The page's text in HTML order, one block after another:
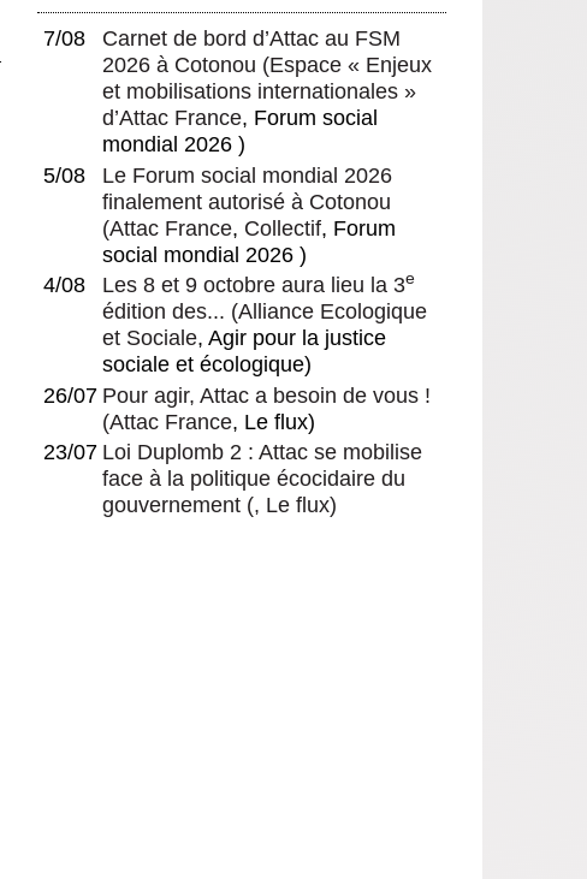
7/08
Carnet de bord d’Attac au FSM
2026 à Cotonou (Espace « Enjeux
et mobilisations internationales »
d’Attac France, Forum social
mondial 2026 )
5/08
Le Forum social mondial 2026
finalement autorisé à Cotonou
(Attac France, Collectif, Forum
social mondial 2026 )
4/08
Les 8 et 9 octobre aura lieu la 3e
édition des... (Alliance Ecologique
et Sociale, Agir pour la justice
sociale et écologique)
26/07 Pour agir, Attac a besoin de vous !
(Attac France, Le flux)
23/07 Loi Duplomb 2 : Attac se mobilise
face à la politique écocidaire du
gouvernement (, Le flux)